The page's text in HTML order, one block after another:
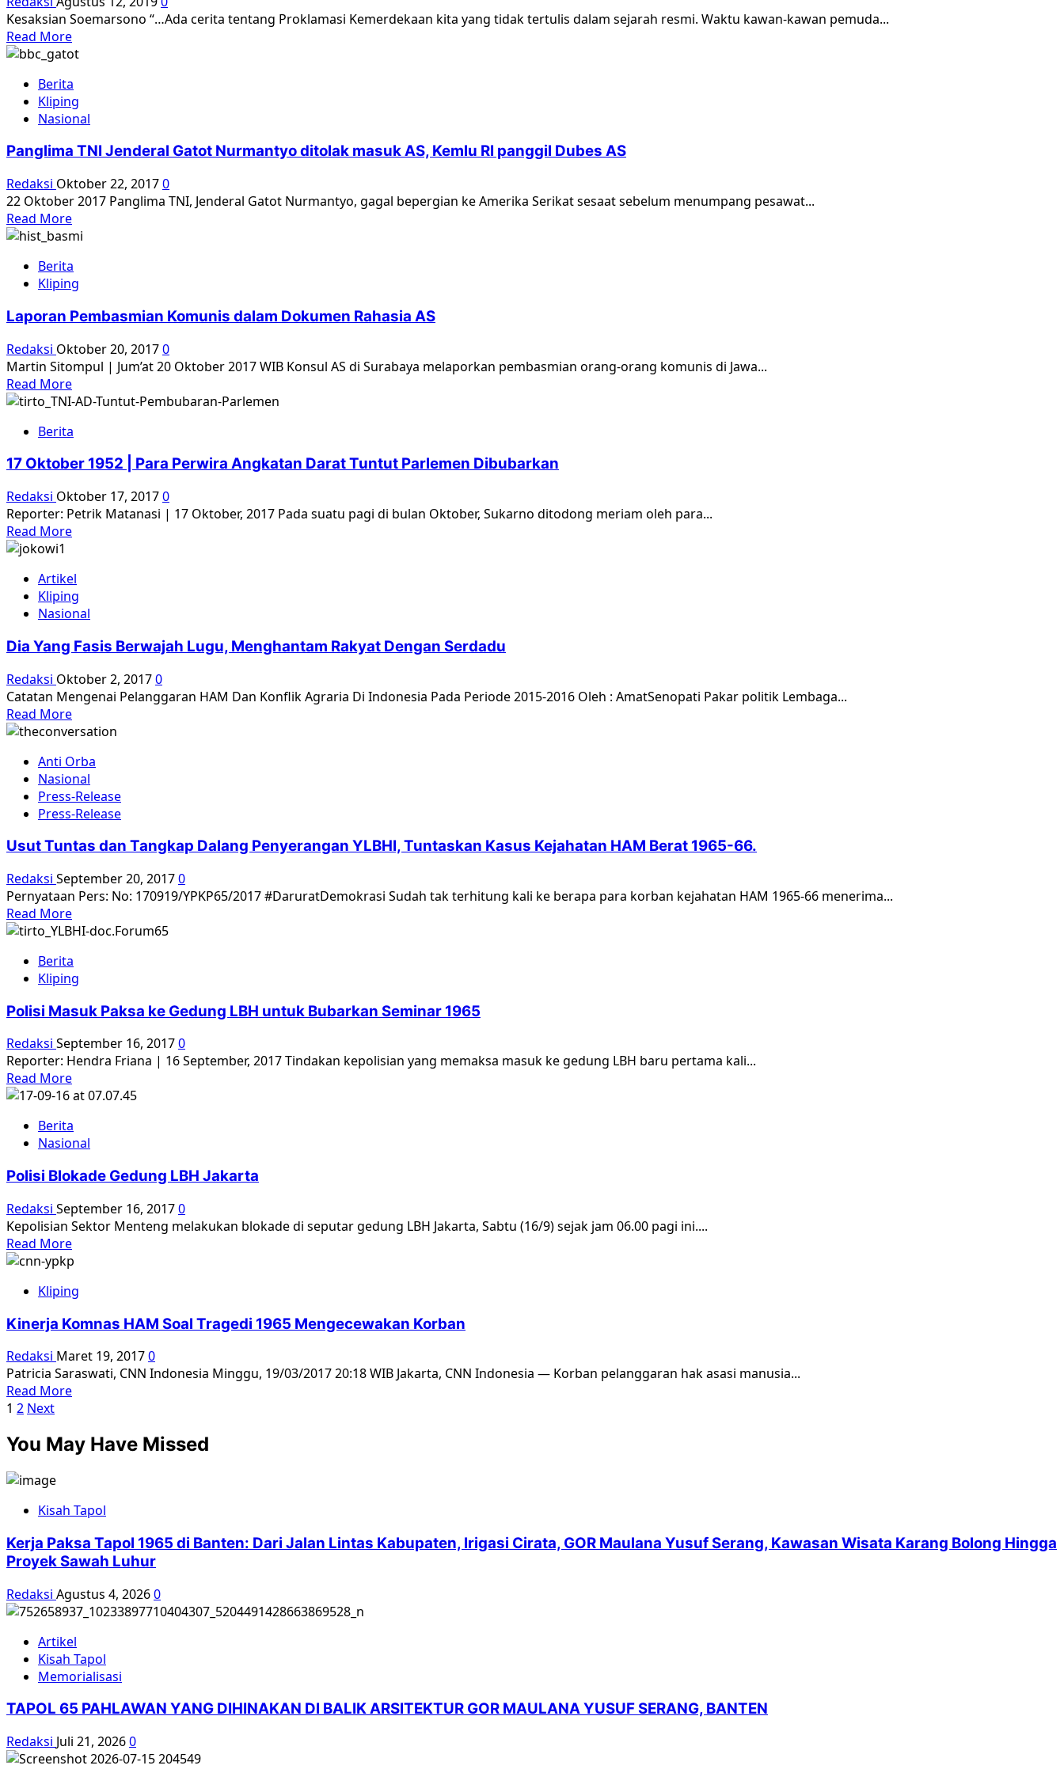
Kesaksian Soemarsono “…Ada cerita tentang Proklamasi Kemerdekaan kita yang tidak tertulis dalam sejarah resmi. Waktu kawan-kawan pemuda...
Read MoreRead
more
Seputar
Proklamasi
Kemerdekaan
Berita
Kliping
Nasional
Panglima TNI Jenderal Gatot Nurmantyo ditolak masuk AS, Kemlu RI panggil Dubes AS
Redaksi Oktober 22, 20170
22 Oktober 2017 Panglima TNI, Jenderal Gatot Nurmantyo, gagal bepergian ke Amerika Serikat sesaat sebelum menumpang pesawat...
Read MoreRead
more
Panglima
TNI
Gatot
ditolak
masuk
AS,
Kemlu
RI
Dubes
Berita
Kliping
Laporan Pembasmian Komunis dalam Dokumen Rahasia AS
Redaksi Oktober 20, 20170
Martin Sitompul | Jum’at 20 Oktober 2017 WIB Konsul AS di Surabaya melaporkan pembasmian orang-orang komunis di Jawa...
Read MoreRead
more
Laporan
Pembasmian
Komunis
dalam
Dokumen
Rahasia
AS
Berita
17 Oktober 1952 | Para Perwira Angkatan Darat Tuntut Parlemen Dibubarkan
Redaksi Oktober 17, 20170
Reporter: Petrik Matanasi | 17 Oktober, 2017 Pada suatu pagi di bulan Oktober, Sukarno ditodong meriam oleh para...
Read MoreRead
17
Oktober
1952
Para
Angkatan
Darat
Tuntut
Parlemen
Dibubarkan
Artikel
Kliping
Nasional
Dia Yang Fasis Berwajah Lugu, Menghantam Rakyat Dengan Serdadu
Redaksi Oktober 2, 20170
Catatan Mengenai Pelanggaran HAM Dan Konflik Agraria Di Indonesia Pada Periode 2015-2016 Oleh : AmatSenopati Pakar politik Lembaga...
Read MoreRead
more
Dia
Yang
Fasis
Berwajah
Menghantam
Rakyat
Dengan
Serdadu
Anti Orba
Nasional
Press-Release
Press-Release
Usut Tuntas dan Tangkap Dalang Penyerangan YLBHI, Tuntaskan Kasus Kejahatan HAM Berat 1965-66.
Redaksi September 20, 20170
Pernyataan Pers: No: 170919/YPKP65/2017 #DaruratDemokrasi Sudah tak terhitung kali ke berapa para korban kejahatan HAM 1965-66 menerima...
Read MoreRead
more
Usut
Tuntas
Tangkap
Dalang
Penyerangan
YLBHI,
Tuntaskan
Kasus
Kejahatan
HAM
1965-
Berita
Kliping
Polisi Masuk Paksa ke Gedung LBH untuk Bubarkan Seminar 1965
Redaksi September 16, 20170
Reporter: Hendra Friana | 16 September, 2017 Tindakan kepolisian yang memaksa masuk ke gedung LBH baru pertama kali...
Read MoreRead
more
Polisi
Masuk
ke
LBH
untuk
Bubarkan
Seminar
1965
Berita
Nasional
Polisi Blokade Gedung LBH Jakarta
Redaksi September 16, 20170
Kepolisian Sektor Menteng melakukan blokade di seputar gedung LBH Jakarta, Sabtu (16/9) sejak jam 06.00 pagi ini....
Read MoreRead
more
Polisi
Gedung
Jakarta
Kliping
Kinerja Komnas HAM Soal Tragedi 1965 Mengecewakan Korban
Redaksi Maret 19, 20170
Patricia Saraswati, CNN Indonesia Minggu, 19/03/2017 20:18 WIB Jakarta, CNN Indonesia — Korban pelanggaran hak asasi manusia...
Read MoreRead
Kinerja
Komnas
Tragedi
Mengecewakan
Korban
Paginasi
pos
1 2 Next
You May Have Missed
Kisah Tapol
Kerja Paksa Tapol 1965 di Banten: Dari Jalan Lintas Kabupaten, Irigasi Cirata, GOR Maulana Yusuf Serang, Kawasan Wisata Karang Bolong Hingga
Proyek Sawah Luhur
Redaksi Agustus 4, 20260
Artikel
Kisah Tapol
Memorialisasi
TAPOL 65 PAHLAWAN YANG DIHINAKAN DI BALIK ARSITEKTUR GOR MAULANA YUSUF SERANG, BANTEN
Redaksi Juli 21, 20260